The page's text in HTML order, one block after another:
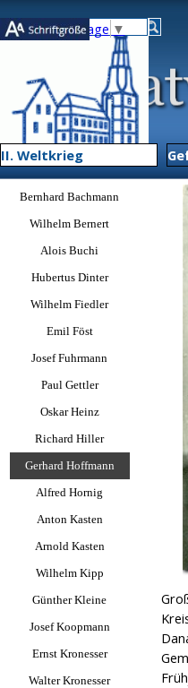
Select Language ▼
II. Weltkrieg ▼
Menü überspringen
Bernhard Bachmann
Wilhelm Bernert
Alois Buchi
Hubertus Dinter
Wilhelm Fiedler
Emil Föst
Josef Fuhrmann
Paul Gettler
Oskar Heinz
Richard Hiller
Gerhard Hoffmann
Alfred Hornig
Anton Kasten
Arnold Kasten
Wilhelm Kipp
Günther Kleine
Josef Koopmann
Ernst Kronesser
Walter Kronesser